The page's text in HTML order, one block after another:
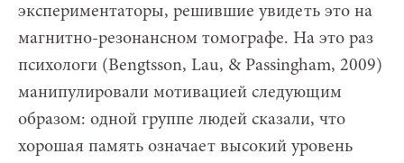
экспериментаторы, решившие увидеть это на
магнитно-резонансном томографе. На это раз
психологи (Bengtsson, Lau, & Passingham, 2009)
манипулировали мотивацией следующим
образом: одной группе людей сказали, что
хорошая память означает высокий уровень